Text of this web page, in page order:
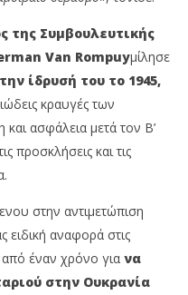
της Συμβουλευτικής
Van Rompuyμίλησε
ίδρυσή του το 1945,
κραυγές των
ασφάλεια μετά τον Β’
προσκλήσεις και τις
στην αντιμετώπιση
ειδική αναφορά στις
έναν χρόνο για να
στην Ουκρανία